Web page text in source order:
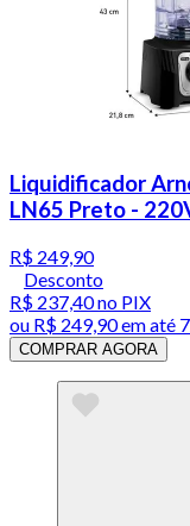
Liquidificador
LN65 Preto -
R$ 249,90
Desconto
R$ 237,40no PIX
ou R$ 249,90em até
COMPRAR AGORA